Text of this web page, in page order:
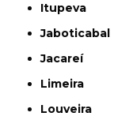
Itupeva
Jaboticabal
Jacareí
Limeira
Louveira